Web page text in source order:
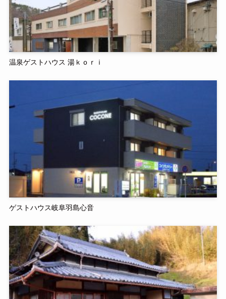
温泉ゲストハウス 湯ｋｏｒｉ
ゲストハウス岐阜羽島心音